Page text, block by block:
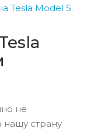
Tesla Model S.
не
нашу страну